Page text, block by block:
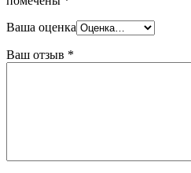
Ваша оценка
Ваш отзыв *